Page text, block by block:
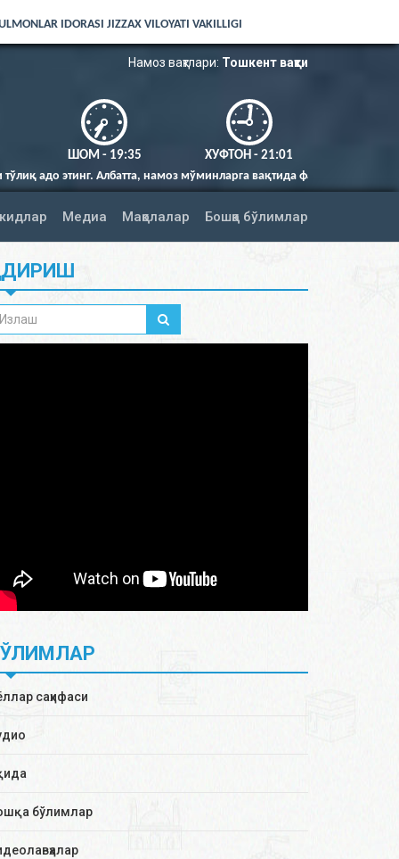
IDORASI JIZZAX VILOYATI VAKILLIGI
Намоз вақтлари: Тошкент вақти
ШОМ - 19:35
ХУФТОН - 21:01
мўминларга вақтида фарз қилингандир (Нисо сураси 103-оят)
Медиа Мақолалар Бошқа бўлимлар
саҳифаси
бўлимлар